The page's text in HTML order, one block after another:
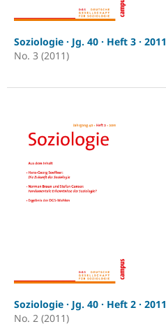
Soziologie · Jg. 40 · Heft 3 · 2011
No. 3 (2011)
Soziologie · Jg. 40 · Heft 2 · 2011
No. 2 (2011)